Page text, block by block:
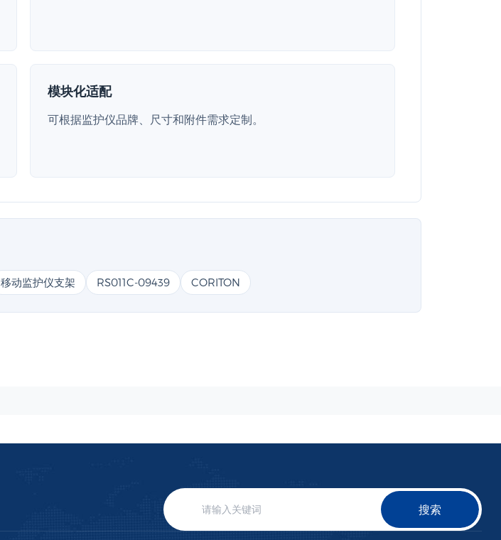
模块化适配
可根据监护仪品牌、尺寸和附件需求定制。
移动监护仪支架 RS011C-09439 CORITON
搜索